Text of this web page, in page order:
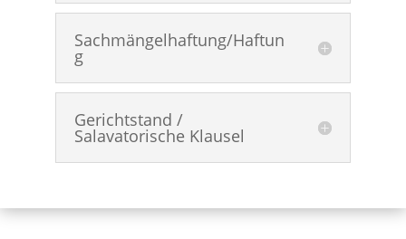
Sachmängelhaftung/Haftun
g
Gerichtstand /
Salavatorische Klausel